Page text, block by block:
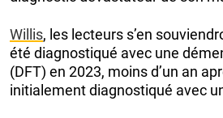
Willis, les lecteurs s’en
été diagnostiqué avec une
(DFT) en 2023, moins d’un an
initialement diagnostiqué avec